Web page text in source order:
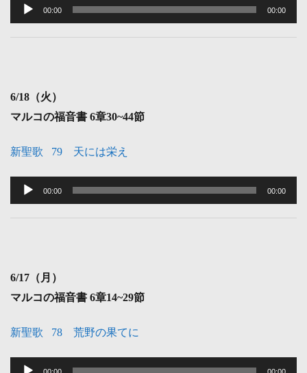
ー
00:00 00:00
6/18（火）
マルコの福音書 6章30~44節
新聖歌 79 天には栄え
ー
00:00 00:00
6/17（月）
マルコの福音書 6章14~29節
新聖歌 78 荒野の果てに